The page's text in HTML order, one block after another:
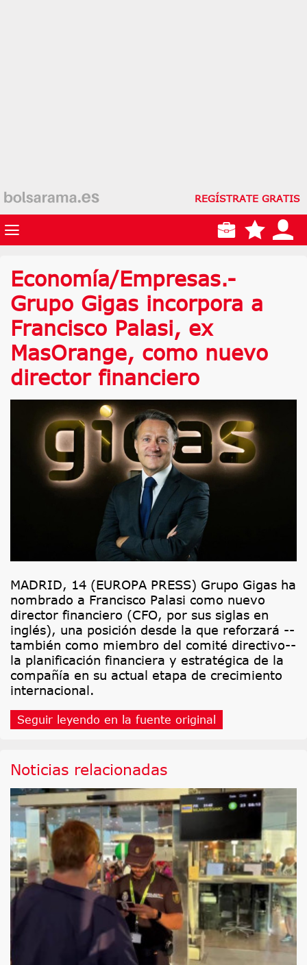
REGÍSTRATE GRATIS
Economía/Empresas.-
Grupo Gigas incorpora a
Francisco Palasi, ex
MasOrange, como nuevo
director financiero
MADRID, 14 (EUROPA PRESS) Grupo Gigas ha
nombrado a Francisco Palasi como nuevo
director financiero (CFO, por sus siglas en
inglés), una posición desde la que reforzará --
también como miembro del comité directivo--
la planificación financiera y estratégica de la
compañía en su actual etapa de crecimiento
internacional.
Seguir leyendo en la fuente original
Noticias relacionadas